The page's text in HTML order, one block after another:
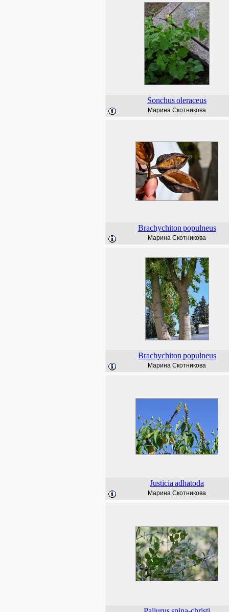
Sonchusoleraceus
Марина Скотникова
Brachychiton populneus
Марина Скотникова
Brachychiton populneus
Марина Скотникова
Justicia adhatoda
Марина Скотникова